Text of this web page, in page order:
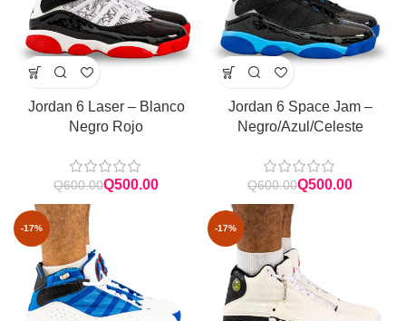
Jordan 6 Laser – Blanco
Negro Rojo
Q600.00Q500.00
Jordan 6 Space Jam –
Negro/Azul/Celeste
Q600.00Q500.00
-17% -17%